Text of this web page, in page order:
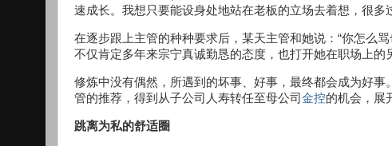
速成长。我想只要能设身处地站在老板的立场去着想，很多
在逐步跟上主管的种种要求后，某天主管和她说：“你怎么
不仅肯定多年来宗宁真诚勤恳的态度，也打开她在职场上的
修炼中没有偶然，所遇到的坏事、好事，最终都会成为好
管的推荐，得到从子公司人寿转任至母公司 金控的机会，展
跳离为私的舒适圈